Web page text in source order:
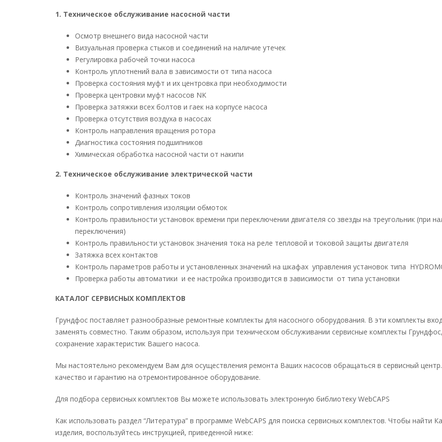
1. Техническое обслуживание насосной части
Осмотр внешнего вида насосной части
Визуальная проверка стыков и соединений на наличие утечек
Регулировка рабочей точки насоса
Контроль уплотнений вала в зависимости от типа насоса
Проверка состояния муфт и их центровка при необходимости
Проверка центровки муфт насосов NK
Проверка затяжки всех болтов и гаек на корпусе насоса
Проверка отсутствия воздуха в насосах
Контроль направления вращения ротора
Диагностика состояния подшипников
Химическая обработка насосной части от накипи
2. Техническое обслуживание электрической части
Контроль значений фазных токов
Контроль сопротивления изоляции обмоток
Контроль правильности установок времени при переключении двигателя со звезды на треугольник (при
переключения)
Контроль правильности установок значения тока на реле тепловой и токовой защиты двигателя
Затяжка всех контактов
Контроль параметров работы и установленных значений на шкафах управления установок типа
Проверка работы автоматики и ее настройка производится в зависимости от типа установки
КАТАЛОГ СЕРВИСНЫХ КОМПЛЕКТОВ
Грундфос поставляет разнообразные ремонтные комплекты для насосного оборудования. В эти комплекты
заменять совместно. Таким образом, используя при техническом обслуживании сервисные комплекты
сохранение характеристик Вашего насоса.
Мы настоятельно рекомендуем Вам для осуществления ремонта Ваших насосов обращаться в сервисный
качество и гарантию на отремонтированное оборудование.
Для подбора сервисных комплектов Вы можете использовать электронную библиотеку WebCAPS
Как использовать раздел “Литература” в программе WebCAPS для поиска сервисных комплектов. Чтобы найти
изделия, воспользуйтесь инструкцией, приведенной ниже: